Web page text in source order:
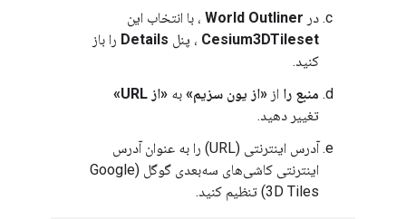
در World Outliner ، با انتخاب این
Cesium3DTileset ، پنل Details را باز
کنید.
منبع را از «از یون سزیم» به «از URL»
تغییر دهید.
آدرس اینترنتی (URL) را به عنوان آدرس
اینترنتی کاشی‌های سه‌بعدی گوگل (Google
3D Tiles) تنظیم کنید.